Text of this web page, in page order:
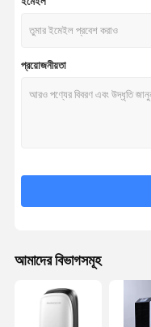
পোর্টেবল ফ্রিজ এয়ার কন্ডিশনার
প্রয়োজনীয়তা
আমাদের বিভাগসমূহ